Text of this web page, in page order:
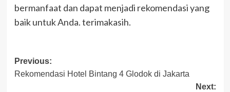
bermanfaat dan dapat menjadi rekomendasi yang
baik untuk Anda. terimakasih.
Post
navigation
Previous:
Rekomendasi Hotel Bintang 4 Glodok di Jakarta
Next: